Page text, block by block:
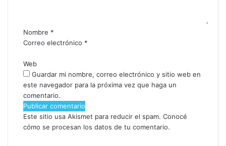
Nombre *
Correo electrónico *
Web
Guardar mi nombre, correo electrónico y sitio web en
este navegador para la próxima vez que haga un
comentario.
Este sitio usa Akismet para reducir el spam. Conocé
cómo se procesan los datos de tu comentario.